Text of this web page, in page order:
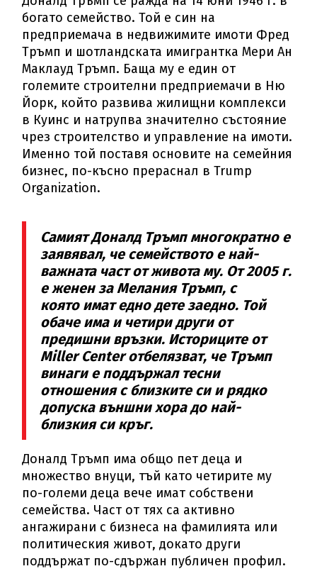
богато семейство. Той е син на
предприемача в недвижимите имоти Фред
Тръмп и шотландската имигрантка Мери Ан
Маклауд Тръмп. Баща му е един от
големите строителни предприемачи в Ню
Йорк, който развива жилищни комплекси
в Куинс и натрупва значително състояние
чрез строителство и управление на имоти.
Именно той поставя основите на семейния
бизнес, по-късно прераснал в Trump
Organization.
Самият Доналд Тръмп многократно е
заявявал, че семейството е най-
важната част от живота му. От 2005 г.
е женен за Мелания Тръмп, с
която имат едно дете заедно. Той
обаче има и четири други от
предишни връзки. Историците от
Miller Center отбелязват, че Тръмп
винаги е поддържал тесни
отношения с близките си и рядко
допуска външни хора до най-
близкия си кръг.
Доналд Тръмп има общо пет деца и
множество внуци, тъй като четирите му
по-големи деца вече имат собствени
семейства. Част от тях са активно
ангажирани с бизнеса на фамилията или
политическия живот, докато други
поддържат по-сдържан публичен профил.